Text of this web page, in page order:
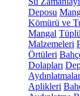
Deposu
Kömürü ve
Mangal
Malzemeleri
Örtüleri
Dolapları
Aydınlatmalar
Aplikleri